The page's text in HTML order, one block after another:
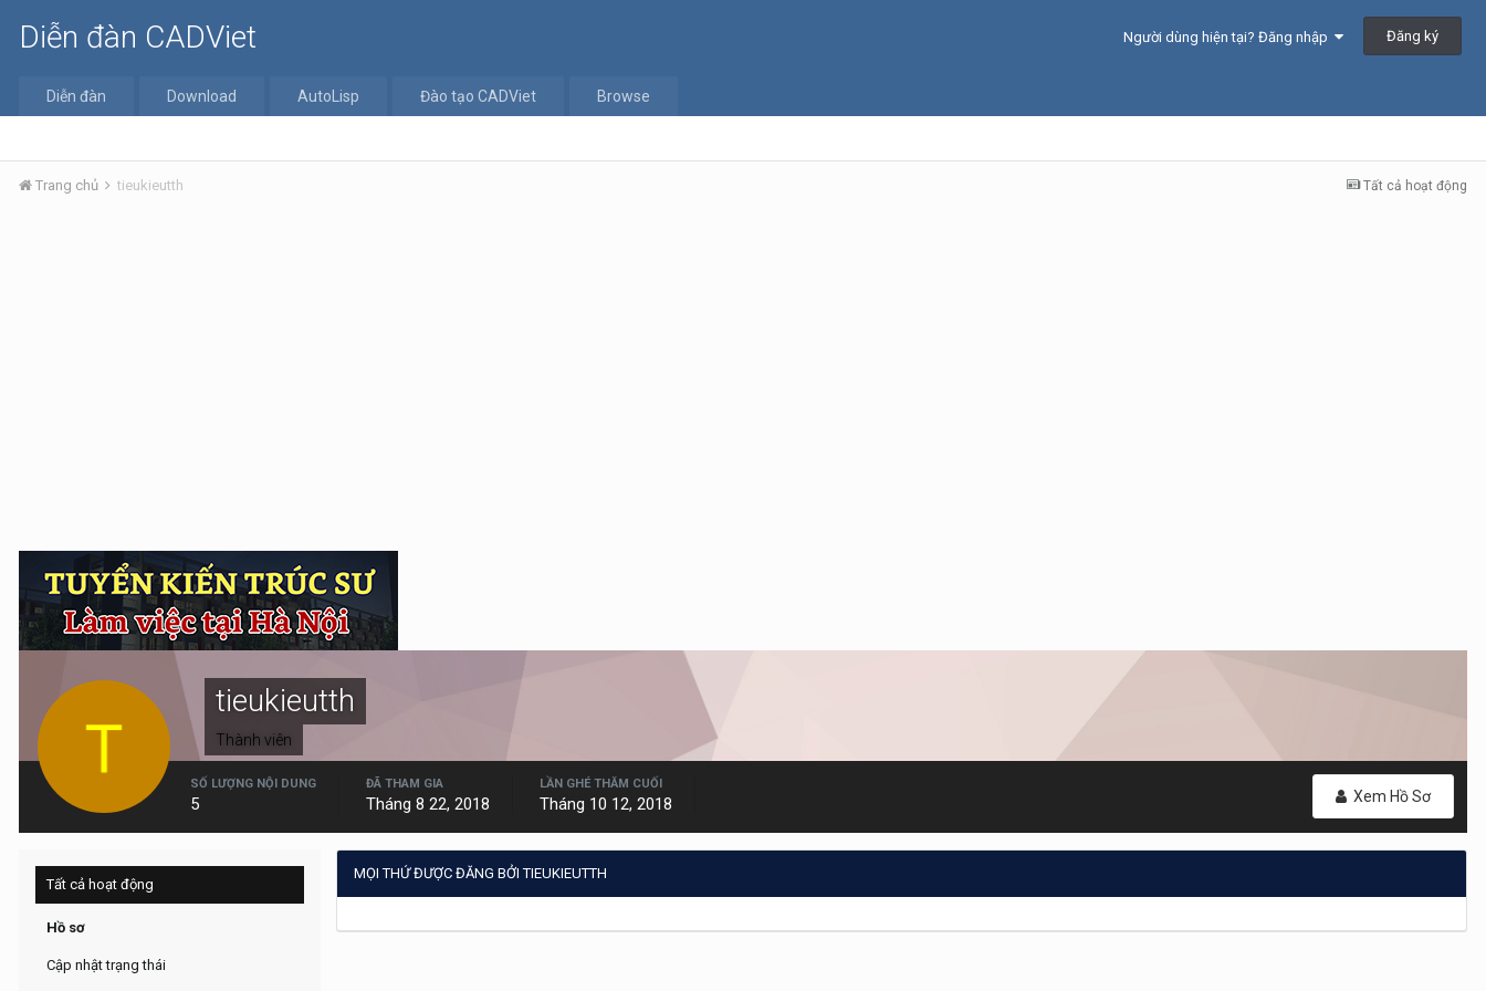
Diễn đàn CADViet Người dùng hiện tại? Đăng nhập Đăng ký
Diễn đàn Download AutoLisp Đào tạo CADViet Browse
Tất cả hoạt động
Trang chủ tieukieutth
tieukieutth
Thành viên
Xem Hồ Sơ
SỐ LƯỢNG NỘI DUNG
5
ĐÃ THAM GIA
Tháng 8 22, 2018
LẦN GHÉ THĂM CUỐI
Tháng 10 12, 2018
Tất cả hoạt động
Hồ sơ
Cập nhật trạng thái
MỌI THỨ ĐƯỢC ĐĂNG BỞI TIEUKIEUTTH